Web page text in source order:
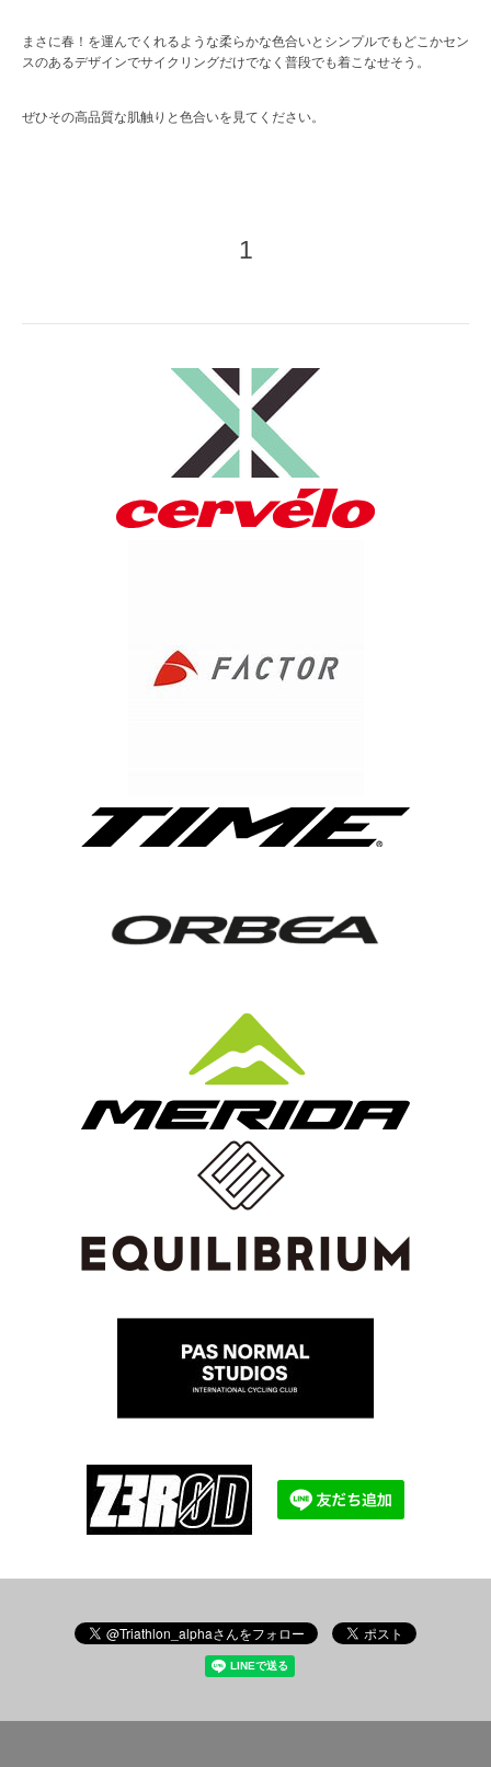
まさに春！を運んでくれるような柔らかな色合いとシンプルでもどこかセン
スのあるデザインでサイクリングだけでなく普段でも着こなせそう。
ぜひその高品質な肌触りと色合いを見てください。
1